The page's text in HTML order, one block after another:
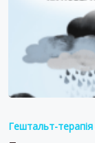
Гештальт-терапія